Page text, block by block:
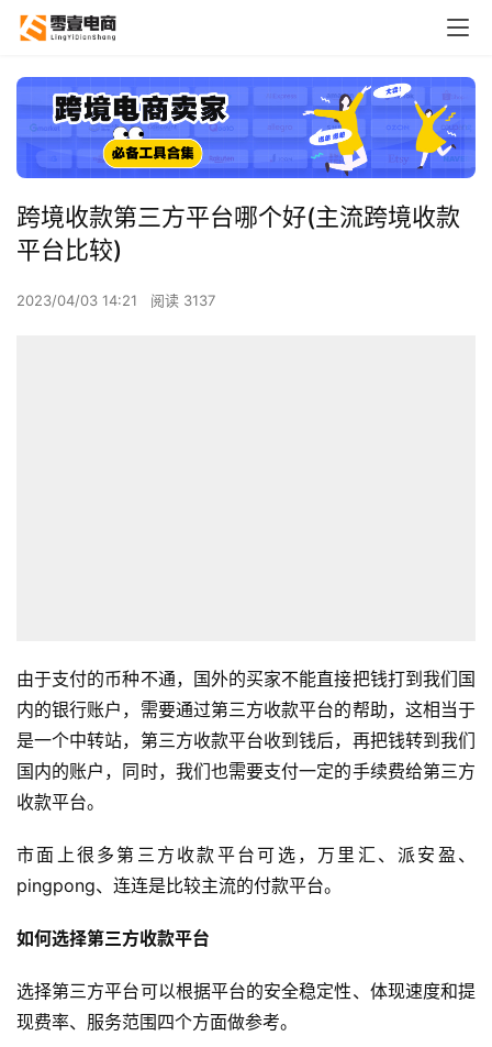
跨境收款第三方平台哪个好(主流跨境收款
平台比较)
2023/04/03 14:21 阅读 3137
由于支付的币种不通，国外的买家不能直接把钱打到我们国
内的银行账户，需要通过第三方收款平台的帮助，这相当于
是一个中转站，第三方收款平台收到钱后，再把钱转到我们
国内的账户，同时，我们也需要支付一定的手续费给第三方
收款平台。
市面上很多第三方收款平台可选，万里汇、派安盈、
pingpong、连连是比较主流的付款平台。
如何选择第三方收款平台
选择第三方平台可以根据平台的安全稳定性、体现速度和提
现费率、服务范围四个方面做参考。